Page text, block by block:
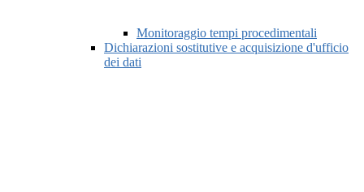
Monitoraggio tempi procedimentali
Dichiarazioni sostitutive e acquisizione d'ufficio
dei dati